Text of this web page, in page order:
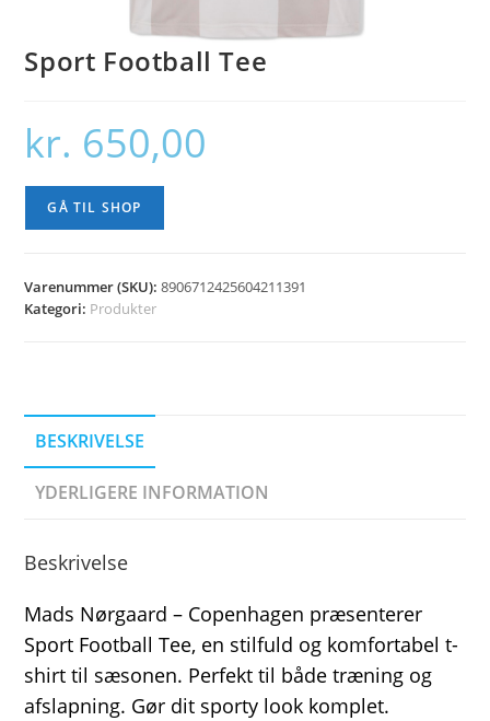
Sport Football Tee
kr. 650,00
GÅ TIL SHOP
Varenummer (SKU):8906712425604211391
Kategori: Produkter
BESKRIVELSE
YDERLIGERE INFORMATION
Beskrivelse
Mads Nørgaard – Copenhagen præsenterer
Sport Football Tee, en stilfuld og komfortabel t-
shirt til sæsonen. Perfekt til både træning og
afslapning. Gør dit sporty look komplet.